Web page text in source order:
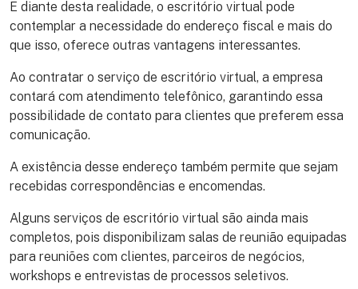
E diante desta realidade, o escritório virtual pode
contemplar a necessidade do endereço fiscal e mais do
que isso, oferece outras vantagens interessantes.
Ao contratar o serviço de escritório virtual, a empresa
contará com atendimento telefônico, garantindo essa
possibilidade de contato para clientes que preferem essa
comunicação.
A existência desse endereço também permite que sejam
recebidas correspondências e encomendas.
Alguns serviços de escritório virtual são ainda mais
completos, pois disponibilizam salas de reunião equipadas
para reuniões com clientes, parceiros de negócios,
workshops e entrevistas de processos seletivos.